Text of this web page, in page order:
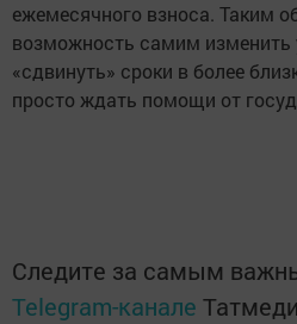
ежемесячного взноса. Таким
возможность самим изменить
«сдвинуть» сроки в более
просто ждать помощи от
Следите за самым
Telegram-канале